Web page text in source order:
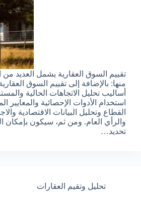
تقييم السوق العقارية يشمل العديد من
منها: بالإضافة إلى تقييم السوق
أساليب تحليل الاتجاهات الحالية
استخدام الأدوات الإحصائية والمعايير
القطاع وتحليل البيانات الاقتصادية
والرأي العام. ومن ثم، سيكون بإمكان
تحديد…
تحليل وتقيم العقارات